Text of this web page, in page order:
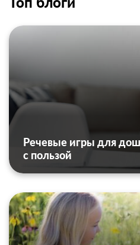
Речевые игры для
с пользой